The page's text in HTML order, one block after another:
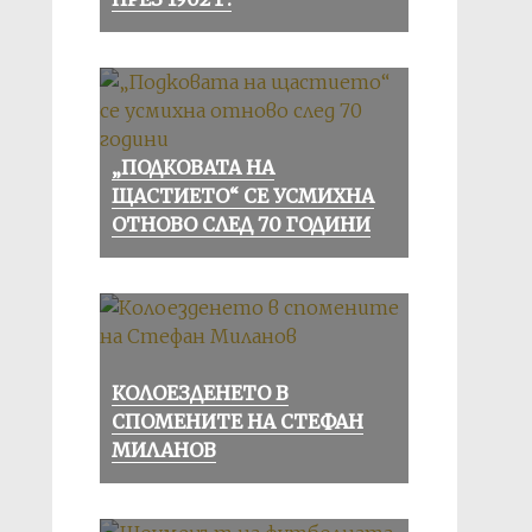
„ПОДКОВАТА НА
ЩАСТИЕТО“ СЕ УСМИХНА
ОТНОВО СЛЕД 70 ГОДИНИ
КОЛОЕЗДЕНЕТО В
СПОМЕНИТЕ НА СТЕФАН
МИЛАНОВ